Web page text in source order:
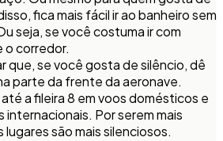
fica mais fácil ir ao banheiro sem
seja, se você costuma ir com
o corredor.
que, se você gosta de silêncio, dê
parte da frente da aeronave.
a fileira 8 em voos domésticos e
internacionais. Por serem mais
são mais silenciosos.